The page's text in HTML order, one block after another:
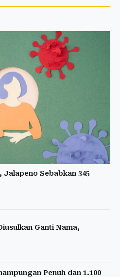
Jalapeno Sebabkan 345
Ganti Nama,
Penuh dan 1.100